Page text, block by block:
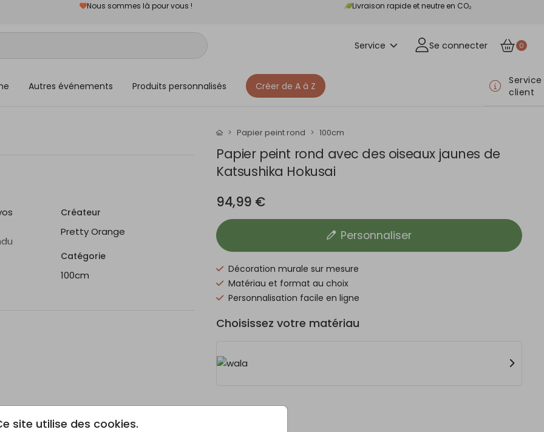
Nous sommes là pour vous ! Livraison rapide et neutre en CO₂
Service Se connecter 0
Autres événements Produits personnalisés Créer de A à Z
Service
client
site utilise des cookies.
Créateur
Pretty Orange
Catégorie
100cm
Papier peint rond 100cm
Papier peint rond avec des oiseaux jaunes de
Katsushika Hokusai
94,99 €
Personnaliser
Décoration murale sur mesure
Matériau et format au choix
Personnalisation facile en ligne
Choisissez votre matériau